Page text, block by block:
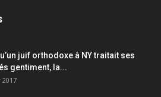
juif orthodoxe à NY traitait ses
gentiment, la...